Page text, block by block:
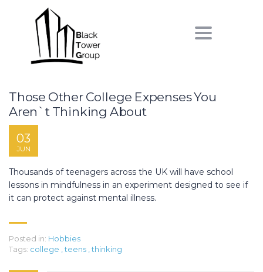
Toggle
Those Other College Expenses You
Aren`t Thinking About
03
JUN
Thousands of teenagers across the UK will have school
lessons in mindfulness in an experiment designed to see if
it can protect against mental illness.
Posted in: Hobbies
Tags: college teens thinking